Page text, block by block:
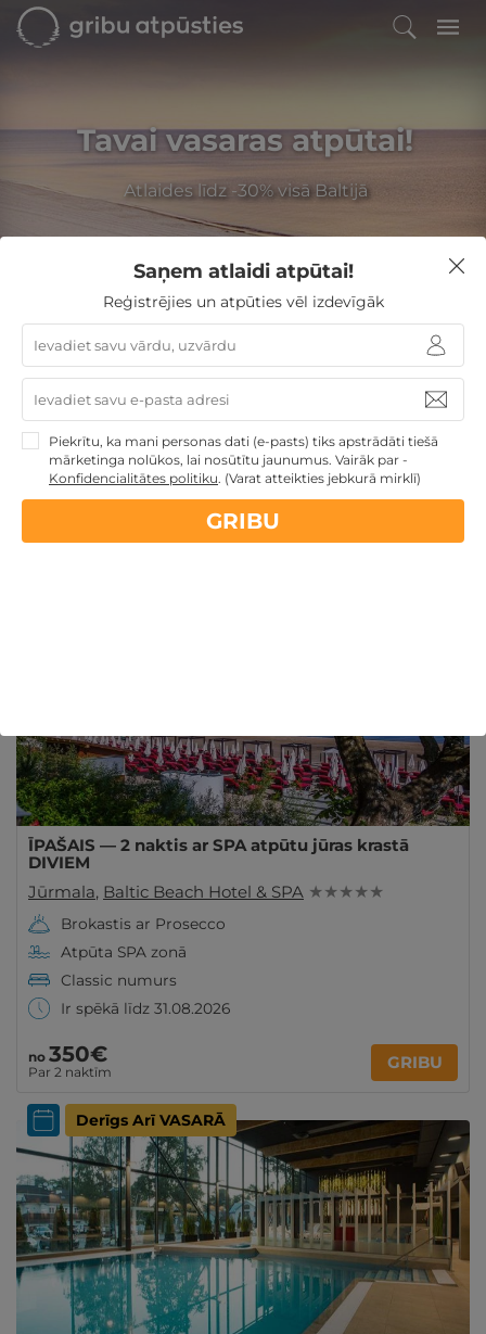
Tavai vasaras atpūtai!
Atlaides līdz -30% visā Baltijā
Filtrēt
GribuAtpusties » Latvija » Viesnīcas Jūrmalā
Viesnīcas Jūrmalā
Izvēlieties no69GribuAtpusties.lv atpūtas
piedāvājumiem
Viesnīcas Jūrmalā liks Jums sajust kūrorta īsto
dzīves garšu! Ieplāno brīvdienas iecienītākajā
ĪPAŠAIS — 2 naktis ar SPA atpūtu jūras krastā
DIVIEM
Jūrmala, Baltic Beach Hotel & SPA ★ ★ ★ ★ ★
Brokastis ar Prosecco
Atpūta SPA zonā
Classic numurs
Ir spēkā līdz 31.08.2026
no 350€
Par 2 naktīm GRIBU
Derīgs Arī VASARĀ
Saņem atlaidi atpūtai!
Reģistrējies un atpūties vēl izdevīgāk
Piekrītu, ka mani personas dati (e-pasts) tiks apstrādāti tiešā
mārketinga nolūkos, lai nosūtītu jaunumus. Vairāk par -
Konfidencialitātes politiku. (Varat atteikties jebkurā mirklī)
GRIBU